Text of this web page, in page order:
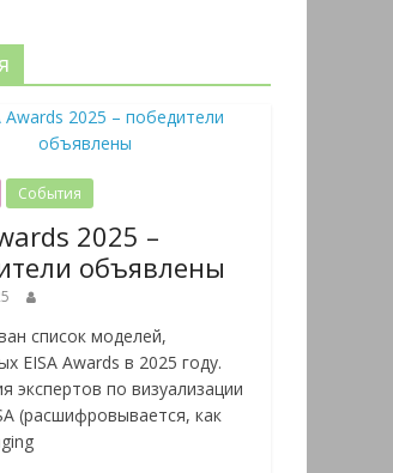
События
2025 –
объявлены
список моделей,
EISA Awards в 2025 году.
экспертов по визуализации
(расшифровывается, как